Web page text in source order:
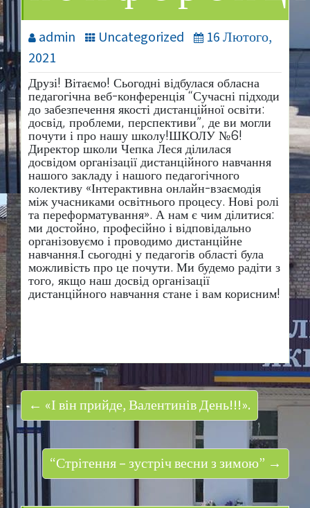
admin Uncategorized
16 Лютого,
2021
Друзі! Вітаємо! Сьогодні відбулася обласна
педагогічна веб-конференція “Сучасні підходи
до забезпечення якості дистанційної освіти:
досвід, проблеми, перспективи”, де ви могли
почути і про нашу школу!ШКОЛУ №6!
Директор школи Чепка Леся ділилася
досвідом організації дистанційного навчання
нашого закладу і нашого педагогічного
колективу «Інтерактивна онлайн-взаємодія
між учасниками освітнього процесу. Нові ролі
та переформатування». А нам є чим ділитися:
ми достойно, професійно і відповідально
організовуємо і проводимо дистанційне
навчання.І сьогодні у педагогів області була
можливість про це почути. Ми будемо радіти з
того, якщо наш досвід організації
дистанційного навчання стане і вам корисним!
← «І він прийде, Валентинів День!!!».
“Стрітення – зустріч весни з зимою” →